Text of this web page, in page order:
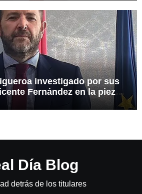
investigado por sus
Fernández en la pieza
Día Blog
detrás de los titulares